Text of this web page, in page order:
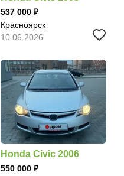
537 000
Красноярск
10.06.2026
Honda Civic 2006
550 000